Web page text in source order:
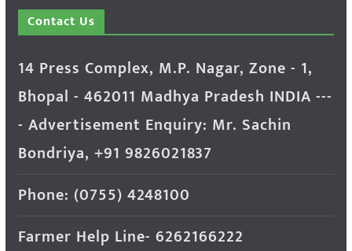
Contact Us
14 Press Complex, M.P. Nagar, Zone - 1,
Bhopal - 462011 Madhya Pradesh INDIA ---
- Advertisement Enquiry: Mr. Sachin
Bondriya, +91 9826021837
Phone: (0755) 4248100
Farmer Help Line- 6262166222